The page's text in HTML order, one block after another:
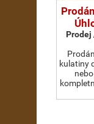
Prodej
kulatiny